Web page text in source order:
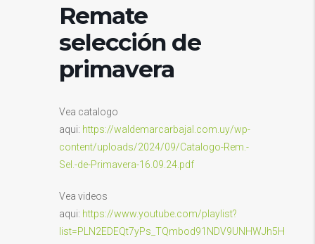
Remate
selección de
primavera
Vea catalogo
aqui: https://waldemarcarbajal.com.uy/wp-
content/uploads/2024/09/Catalogo-Rem.-
Sel.-de-Primavera-16.09.24.pdf
Vea videos
aqui: https://www.youtube.com/playlist?
list=PLN2EDEQt7yPs_TQmbod91NDV9UNHWJh5H